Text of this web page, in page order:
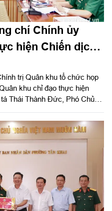
chí Chính ủy
hiện Chiến dịch
trị Quân khu tổ chức họp
khu chỉ đạo thực hiện
Thái Thành Đức, Phó Chủ